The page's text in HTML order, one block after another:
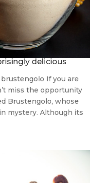
delicious
If you are
miss the opportunity
Brustengolo, whose
mystery. Although its